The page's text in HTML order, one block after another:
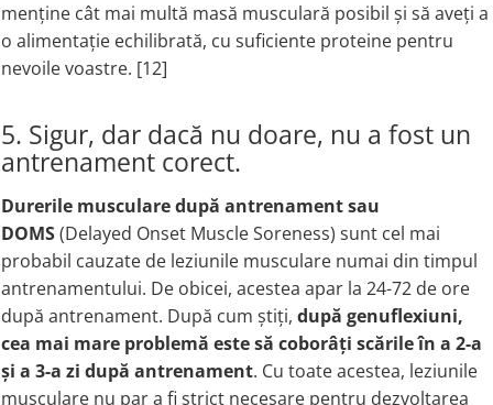
menține cât mai multă masă musculară posibil și să aveți a
o alimentație echilibrată, cu suficiente proteine pentru
nevoile voastre. [12]
5. Sigur, dar dacă nu doare, nu a fost un
antrenament corect.
Durerile musculare după antrenament sau
DOMS(Delayed Onset Muscle Soreness) sunt cel mai
probabil cauzate de leziunile musculare numai din timpul
antrenamentului. De obicei, acestea apar la 24-72 de ore
după antrenament. După cum știți, după genuflexiuni,
cea mai mare problemă este să coborâți scările în a 2-a
și a 3-a zi după antrenament. Cu toate acestea, leziunile
musculare nu par a fi strict necesare pentru dezvoltarea